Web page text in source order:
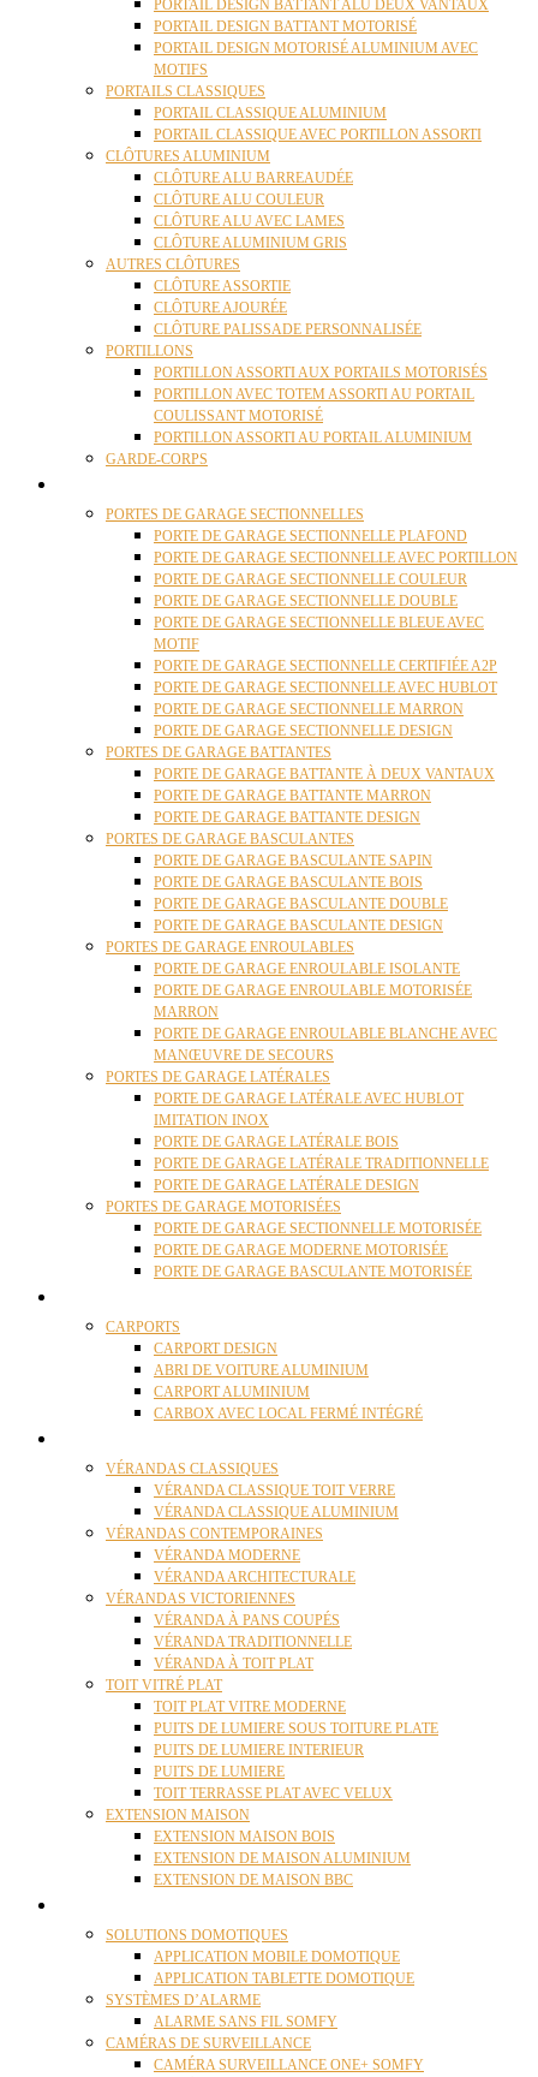
PORTAIL DESIGN BATTANT ALU DEUX VANTAUX
PORTAIL DESIGN BATTANT MOTORISÉ
PORTAIL DESIGN MOTORISÉ ALUMINIUM AVEC
MOTIFS
PORTAILS CLASSIQUES
PORTAIL CLASSIQUE ALUMINIUM
PORTAIL CLASSIQUE AVEC PORTILLON ASSORTI
CLÔTURES ALUMINIUM
CLÔTURE ALU BARREAUDÉE
CLÔTURE ALU COULEUR
CLÔTURE ALU AVEC LAMES
CLÔTURE ALUMINIUM GRIS
AUTRES CLÔTURES
CLÔTURE ASSORTIE
CLÔTURE AJOURÉE
CLÔTURE PALISSADE PERSONNALISÉE
PORTILLONS
PORTILLON ASSORTI AUX PORTAILS MOTORISÉS
PORTILLON AVEC TOTEM ASSORTI AU PORTAIL
COULISSANT MOTORISÉ
PORTILLON ASSORTI AU PORTAIL ALUMINIUM
GARDE-CORPS
PORTES DE GARAGE SECTIONNELLES
PORTE DE GARAGE SECTIONNELLE PLAFOND
PORTE DE GARAGE SECTIONNELLE AVEC PORTILLON
PORTE DE GARAGE SECTIONNELLE COULEUR
PORTE DE GARAGE SECTIONNELLE DOUBLE
PORTE DE GARAGE SECTIONNELLE BLEUE AVEC
MOTIF
PORTE DE GARAGE SECTIONNELLE CERTIFIÉE A2P
PORTE DE GARAGE SECTIONNELLE AVEC HUBLOT
PORTE DE GARAGE SECTIONNELLE MARRON
PORTE DE GARAGE SECTIONNELLE DESIGN
PORTES DE GARAGE BATTANTES
PORTE DE GARAGE BATTANTE À DEUX VANTAUX
PORTE DE GARAGE BATTANTE MARRON
PORTE DE GARAGE BATTANTE DESIGN
PORTES DE GARAGE BASCULANTES
PORTE DE GARAGE BASCULANTE SAPIN
PORTE DE GARAGE BASCULANTE BOIS
PORTE DE GARAGE BASCULANTE DOUBLE
PORTE DE GARAGE BASCULANTE DESIGN
PORTES DE GARAGE ENROULABLES
PORTE DE GARAGE ENROULABLE ISOLANTE
PORTE DE GARAGE ENROULABLE MOTORISÉE
MARRON
PORTE DE GARAGE ENROULABLE BLANCHE AVEC
MANŒUVRE DE SECOURS
PORTES DE GARAGE LATÉRALES
PORTE DE GARAGE LATÉRALE AVEC HUBLOT
IMITATION INOX
PORTE DE GARAGE LATÉRALE BOIS
PORTE DE GARAGE LATÉRALE TRADITIONNELLE
PORTE DE GARAGE LATÉRALE DESIGN
PORTES DE GARAGE MOTORISÉES
PORTE DE GARAGE SECTIONNELLE MOTORISÉE
PORTE DE GARAGE MODERNE MOTORISÉE
PORTE DE GARAGE BASCULANTE MOTORISÉE
CARPORTS
CARPORT DESIGN
ABRI DE VOITURE ALUMINIUM
CARPORT ALUMINIUM
CARBOX AVEC LOCAL FERMÉ INTÉGRÉ
VÉRANDAS CLASSIQUES
VÉRANDA CLASSIQUE TOIT VERRE
VÉRANDA CLASSIQUE ALUMINIUM
VÉRANDAS CONTEMPORAINES
VÉRANDA MODERNE
VÉRANDA ARCHITECTURALE
VÉRANDAS VICTORIENNES
VÉRANDA À PANS COUPÉS
VÉRANDA TRADITIONNELLE
VÉRANDA À TOIT PLAT
TOIT VITRÉ PLAT
TOIT PLAT VITRE MODERNE
PUITS DE LUMIERE SOUS TOITURE PLATE
PUITS DE LUMIERE INTERIEUR
PUITS DE LUMIERE
TOIT TERRASSE PLAT AVEC VELUX
EXTENSION MAISON
EXTENSION MAISON BOIS
EXTENSION DE MAISON ALUMINIUM
EXTENSION DE MAISON BBC
SOLUTIONS DOMOTIQUES
APPLICATION MOBILE DOMOTIQUE
APPLICATION TABLETTE DOMOTIQUE
SYSTÈMES D’ALARME
ALARME SANS FIL SOMFY
CAMÉRAS DE SURVEILLANCE
CAMÉRA SURVEILLANCE ONE+ SOMFY